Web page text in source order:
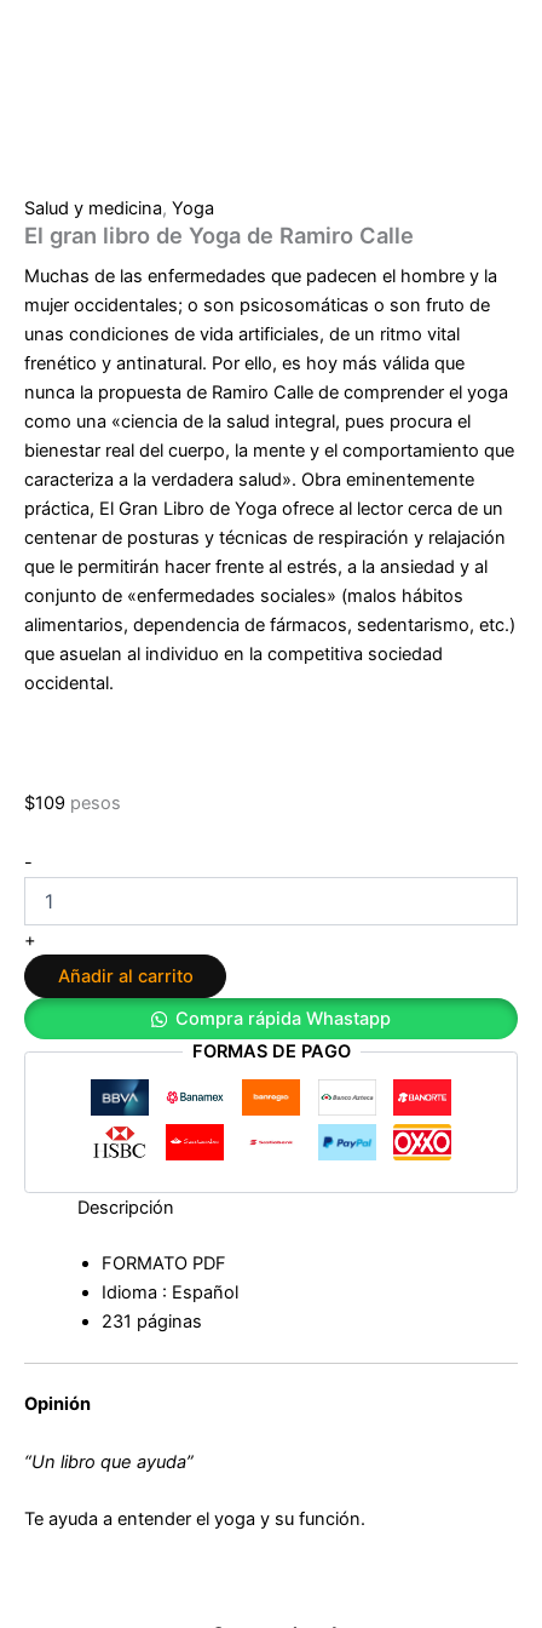
Salud y medicina, Yoga
El gran libro de Yoga de Ramiro Calle
Muchas de las enfermedades que padecen el hombre y la
mujer occidentales; o son psicosomáticas o son fruto de
unas condiciones de vida artificiales, de un ritmo vital
frenético y antinatural. Por ello, es hoy más válida que
nunca la propuesta de Ramiro Calle de comprender el yoga
como una «ciencia de la salud integral, pues procura el
bienestar real del cuerpo, la mente y el comportamiento que
caracteriza a la verdadera salud». Obra eminentemente
práctica, El Gran Libro de Yoga ofrece al lector cerca de un
centenar de posturas y técnicas de respiración y relajación
que le permitirán hacer frente al estrés, a la ansiedad y al
conjunto de «enfermedades sociales» (malos hábitos
alimentarios, dependencia de fármacos, sedentarismo, etc.)
que asuelan al individuo en la competitiva sociedad
occidental.
$109 pesos
-
gran
libro
de
Yoga
Ramiro
cantidad
+
Añadir al carrito
Compra rápida Whastapp
FORMAS DE PAGO
Descripción
FORMATO PDF
Idioma : Español
231 páginas
Opinión
“Un libro que ayuda”
Te ayuda a entender el yoga y su función.